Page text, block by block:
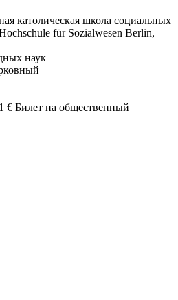
наук
€ Билет на общественный